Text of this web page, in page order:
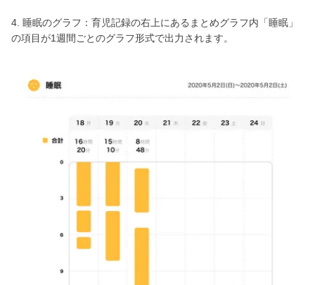
4. 睡眠のグラフ：育児記録の右上にあるまとめグラフ内「睡眠」
の項目が1週間ごとのグラフ形式で出力されます。